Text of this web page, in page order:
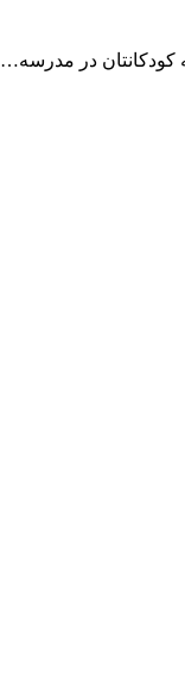
کودکانتان در مدرسه…